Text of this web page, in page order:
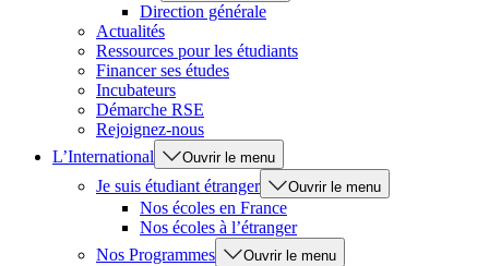
Direction générale
Actualités
Ressources pour les étudiants
Financer ses études
Incubateurs
Démarche RSE
Rejoignez-nous
L’International
Ouvrir le menu
Je suis étudiant étranger Ouvrir le menu
Nos écoles en France
Nos écoles à l’étranger
Nos Programmes
Ouvrir le menu